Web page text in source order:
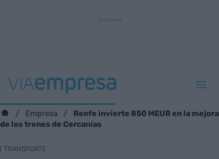
Empresa
Renfe invierte 850 MEUR en la mejora
de los trenes de Cercanías
TRANSPORTE